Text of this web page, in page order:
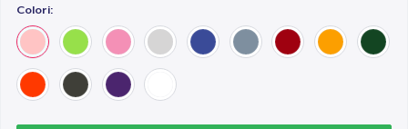
Colori:
26,99 USD
Premium Tank Top
28,99 USD